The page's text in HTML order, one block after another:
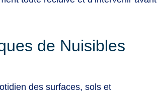
de Nuisibles
des surfaces, sols et